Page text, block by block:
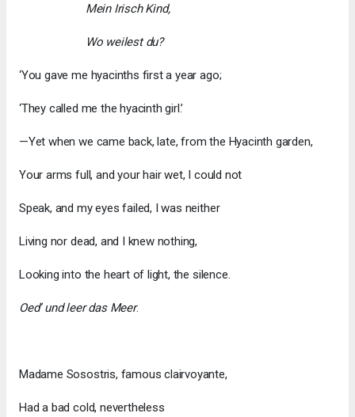
Mein Irisch Kind,
Wo weilest du?
‘You gave me hyacinths first a year ago;
‘They called me the hyacinth girl.’
—Yet when we came back, late, from the Hyacinth garden,
Your arms full, and your hair wet, I could not
Speak, and my eyes failed, I was neither
Living nor dead, and I knew nothing,
Looking into the heart of light, the silence.
Oed’ und leer das Meer.
Madame Sosostris, famous clairvoyante,
Had a bad cold, nevertheless